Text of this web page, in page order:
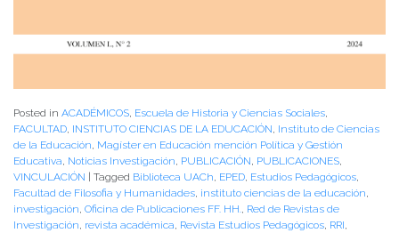
Posted in ACADÉMICOS, Escuela de Historia y Ciencias Sociales,
FACULTAD, INSTITUTO CIENCIAS DE LA EDUCACIÓN, Instituto de Ciencias
de la Educación, Magíster en Educación mención Política y Gestión
Educativa, Noticias Investigación, PUBLICACIÓN, PUBLICACIONES,
VINCULACIÓN
Tagged Biblioteca UACh, EPED, Estudios Pedagógicos,
Facultad de Filosofia y Humanidades, instituto ciencias de la educación,
investigación, Oficina de Publicaciones FF. HH., Red de Revistas de
Investigación, revista académica, Revista Estudios Pedagógicos, RRI,